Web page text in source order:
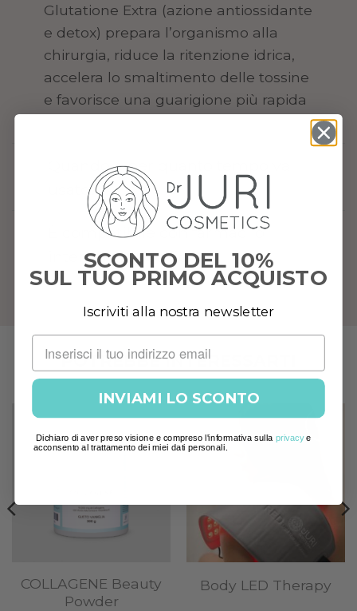
Glutatione Extra (azione antiossidante
e detox) prepara l’organismo alla
chirurgia, riduce la ritenzione idrica,
accelera lo smaltimento delle tossine
e favorisce una guarigione più rapida
Quando e per quanto tempo va
usato?
È compatibile con farmaci o
interventi specifici?
POTREBBE INTERESSARTI
COLLAGENE Beauty
Powder
Body LED Therapy
SCONTO DEL 10%
SUL TUO PRIMO ACQUISTO
Iscriviti alla nostra newsletter
INVIAMI LO SCONTO
Dichiaro di aver preso visione e compreso l'informativa sulla privacye
acconsento al trattamento dei miei dati personali.